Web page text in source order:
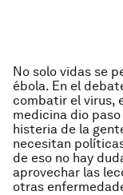
No solo vidas se
ébola. En el
combatir el virus,
medicina dio
histeria de la
necesitan
de eso no hay
aprovechar las
otras